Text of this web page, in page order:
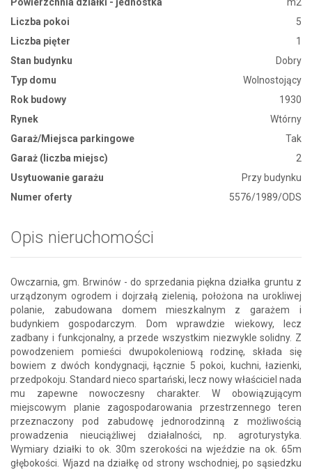
Liczba pokoi
5
Liczba pięter
1
Stan budynku
Dobry
Typ domu
Wolnostojący
Rok budowy
1930
Rynek
Wtórny
Garaż/Miejsca parkingowe
Tak
Garaż (liczba miejsc)
2
Usytuowanie garażu
Przy budynku
Numer oferty
5576/1989/ODS
Opis nieruchomości
Owczarnia, gm. Brwinów - do sprzedania piękna działka gruntu z
urządzonym ogrodem i dojrzałą zielenią, położona na urokliwej
polanie, zabudowana domem mieszkalnym z garażem i
budynkiem gospodarczym. Dom wprawdzie wiekowy, lecz
zadbany i funkcjonalny, a przede wszystkim niezwykle solidny. Z
powodzeniem pomieści dwupokoleniową rodzinę, składa się
bowiem z dwóch kondygnacji, łącznie 5 pokoi, kuchni, łazienki,
przedpokoju. Standard nieco spartański, lecz nowy właściciel nada
mu zapewne nowoczesny charakter. W obowiązującym
miejscowym planie zagospodarowania przestrzennego teren
przeznaczony pod zabudowę jednorodzinną z możliwością
prowadzenia nieuciążliwej działalności, np. agroturystyka.
Wymiary działki to ok. 30m szerokości na wjeździe na ok. 65m
głębokości. Wjazd na działkę od strony wschodniej, po sąsiedzku